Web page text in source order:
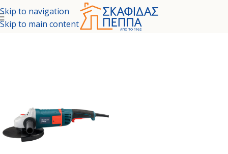
Skip to navigation
Skip to main content
- ΚΗΠΟΣ ΗΛΕΚΤΡΙΚΑ ΕΡΓΑΛΕΙΑ